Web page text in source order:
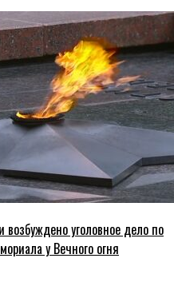
возбуждено уголовное дело по
у Вечного огня